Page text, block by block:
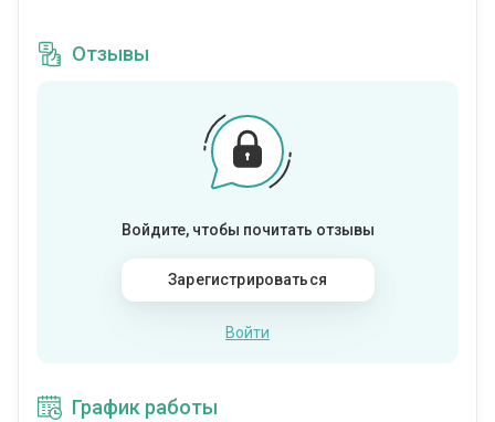
Отзывы
Войдите, чтобы почитать отзывы
Зарегистрироваться
Войти
График работы